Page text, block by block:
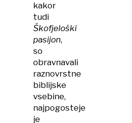
kakor
tudi
Škofjeloški
pasijon,
so
obravnavali
raznovrstne
biblijske
vsebine,
najpogosteje
je